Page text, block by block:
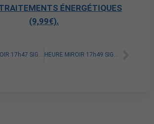
ÉNERGÉTIQUES
(9,99€).
HEURE MIROIR 17h47 SIGNIFICATION SPIRITUELLE [A LIRE] HEURE MIROIR 17h49 SIGNIFICATION SPIRITUELLE [A LIRE]